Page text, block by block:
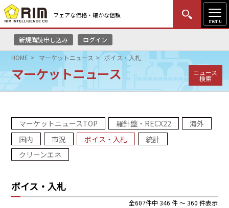
フェアな価格・確かな信頼
menu
新規購読申し込み ログイン
MENU
はじめての方
HOME
リムレポート
メソドロジー
コンサルティング
HOME マーケットニュース ボイス・入札
マーケットニュース ニュース
検索
マーケットニュースTOP 羅針盤・RECX22
海外
国内
市況 ボイス・入札
統計
クリーンエネ
ボイス・入札
全607件中 346 件 ～ 360 件表示